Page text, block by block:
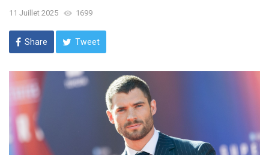
11 Juillet 2025 1699
Share Tweet